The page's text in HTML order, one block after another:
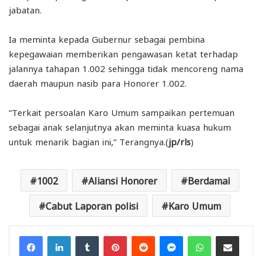
jabatan.
Ia meminta kepada Gubernur sebagai pembina
kepegawaian memberikan pengawasan ketat terhadap
jalannya tahapan 1.002 sehingga tidak mencoreng nama
daerah maupun nasib para Honorer 1.002.
“Terkait persoalan Karo Umum sampaikan pertemuan
sebagai anak selanjutnya akan meminta kuasa hukum
untuk menarik bagian ini,” Terangnya.(jp/rls)
1002 Aliansi Honorer Berdamai
Cabut Laporan polisi Karo Umum
FacebookLinkedInTumblr PinterestReddit MessengerWhatsAppShare via Email